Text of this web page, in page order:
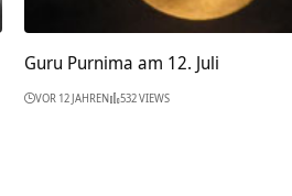
Guru Purnima am 12. Juli
VOR 12 JAHREN 532 VIEWS